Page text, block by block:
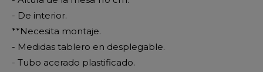
- De interior.
**Necesita montaje.
- Medidas tablero en desplegable.
- Tubo acerado plastificado.